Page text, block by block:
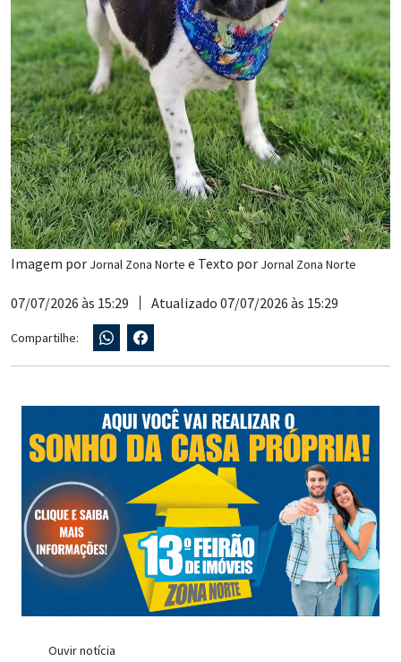
Imagem por Jornal Zona Norte e Texto por Jornal Zona Norte
07/07/2026 às 15:29 Atualizado 07/07/2026 às 15:29
Compartilhe:
Ouvir notícia